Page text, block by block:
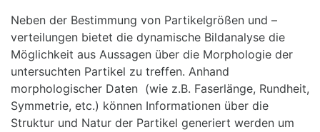
Neben der Bestimmung von Partikelgrößen und –
verteilungen bietet die dynamische Bildanalyse die
Möglichkeit aus Aussagen über die Morphologie der
untersuchten Partikel zu treffen. Anhand
morphologischer Daten (wie z.B. Faserlänge, Rundheit,
Symmetrie, etc.) können Informationen über die
Struktur und Natur der Partikel generiert werden um